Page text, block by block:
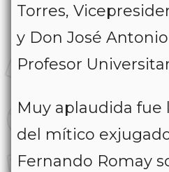
Torres,
y Don José
Profesor
Muy aplaudida fue
del mítico
Fernando Romay